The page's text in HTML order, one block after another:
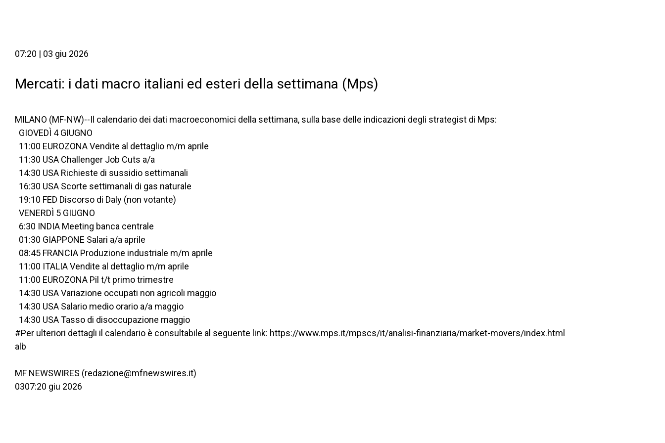
07:20 | 03 giu 2026
Mercati: i dati macro italiani ed esteri della settimana (Mps)
MILANO (MF-NW)--Il calendario dei dati macroeconomici della settimana, sulla base delle indicazioni degli strategist di Mps:
  GIOVEDÌ 4 GIUGNO
  11:00 EUROZONA Vendite al dettaglio m/m aprile
  11:30 USA Challenger Job Cuts a/a
  14:30 USA Richieste di sussidio settimanali
  16:30 USA Scorte settimanali di gas naturale
  19:10 FED Discorso di Daly (non votante)
  VENERDÌ 5 GIUGNO
  6:30 INDIA Meeting banca centrale
  01:30 GIAPPONE Salari a/a aprile
  08:45 FRANCIA Produzione industriale m/m aprile
  11:00 ITALIA Vendite al dettaglio m/m aprile
  11:00 EUROZONA Pil t/t primo trimestre
  14:30 USA Variazione occupati non agricoli maggio
  14:30 USA Salario medio orario a/a maggio
  14:30 USA Tasso di disoccupazione maggio
#Per ulteriori dettagli il calendario è consultabile al seguente link: https://www.mps.it/mpscs/it/analisi-finanziaria/market-movers/index.html
alb
MF NEWSWIRES (redazione@mfnewswires.it)
0307:20 giu 2026